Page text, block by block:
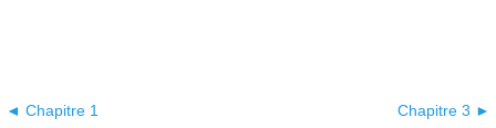
◄ Chapitre 1 Chapitre 3 ►